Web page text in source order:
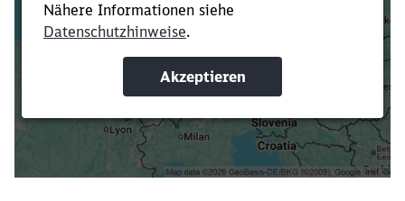
Verkürze die Ladezeit, indem du Suchbegriffe
oder Filter hinzufügst.
Suchbegriffe eingeben
Filter setzen